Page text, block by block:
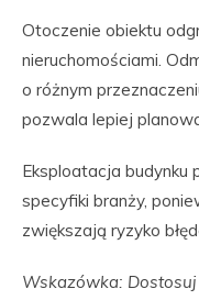
Otoczenie obiektu
nieruchomościami.
o różnym
pozwala lepiej
Eksploatacja budynku
specyfiki branży,
zwiększają ryzyko
Wskazówka: